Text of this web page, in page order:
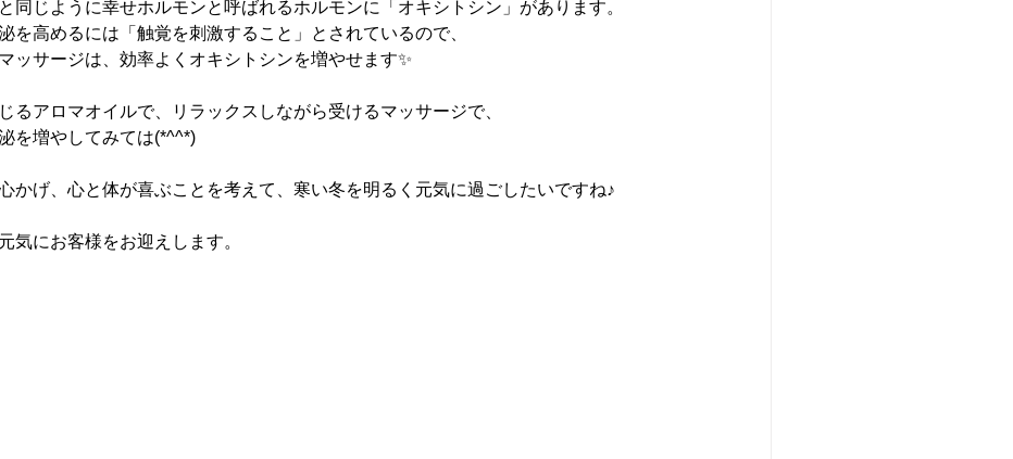
同じように幸せホルモンと呼ばれるホルモンに「オキシトシン」があります。
を高めるには「触覚を刺激すること」とされているので、
ッサージは、効率よくオキシトシンを増やせます✨
るアロマオイルで、リラックスしながら受けるマッサージで、
を増やしてみては(*^^*)
かげ、心と体が喜ぶことを考えて、寒い冬を明るく元気に過ごしたいですね♪
気にお客様をお迎えします。